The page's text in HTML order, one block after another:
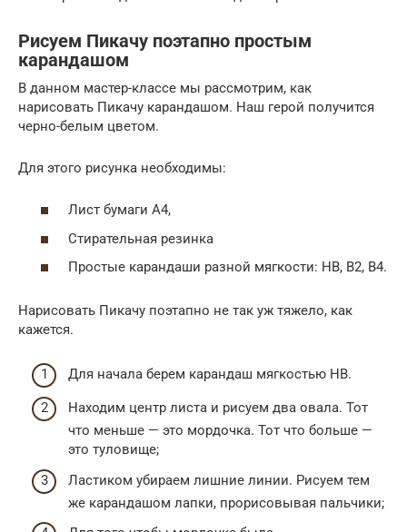
Рисуем Пикачу поэтапно простым
карандашом
В данном мастер-классе мы рассмотрим, как
нарисовать Пикачу карандашом. Наш герой получится
черно-белым цветом.
Для этого рисунка необходимы:
Лист бумаги А4,
Стирательная резинка
Простые карандаши разной мягкости: НВ, В2, В4.
Нарисовать Пикачу поэтапно не так уж тяжело, как
кажется.
Для начала берем карандаш мягкостью НВ.
Находим центр листа и рисуем два овала. Тот
что меньше — это мордочка. Тот что больше —
это туловище;
Ластиком убираем лишние линии. Рисуем тем
же карандашом лапки, прорисовывая пальчики;